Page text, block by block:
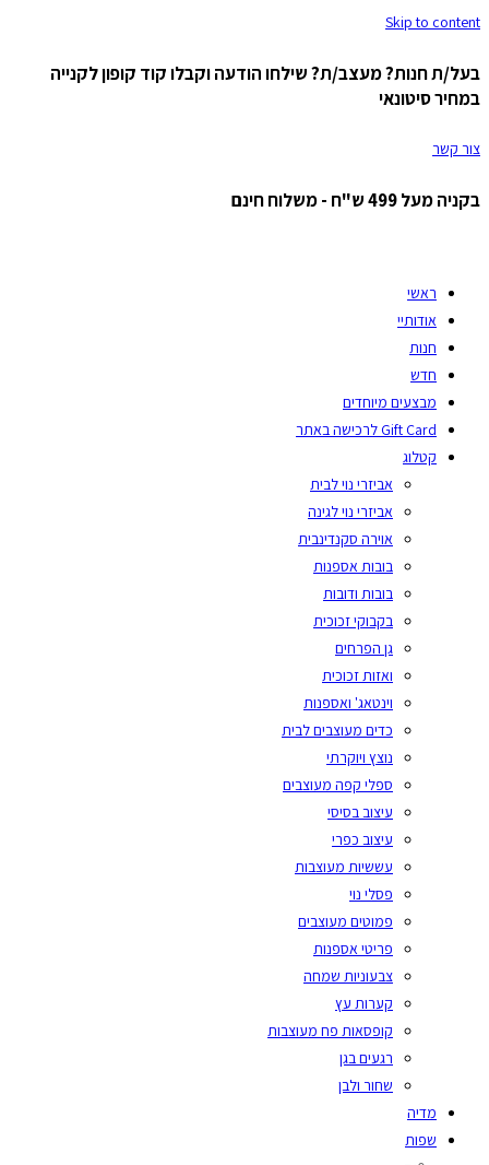
Skip to content
בעל/ת חנות? מעצב/ת? שילחו הודעה וקבלו קוד קופון לקנייה
במחיר סיטונאי
צור קשר
בקניה מעל 499 ש"ח - משלוח חינם
ראשי
אודותיי
חנות
חדש
מבצעים מיוחדים
Gift Card לרכישה באתר
קטלוג
אביזרי נוי לבית
אביזרי נוי לגינה
אוירה סקנדינבית
בובות אספנות
בובות ודובות
בקבוקי זכוכית
גן הפרחים
ואזות זכוכית
וינטאג' ואספנות
כדים מעוצבים לבית
נוצץ ויוקרתי
ספלי קפה מעוצבים
עיצוב בסיסי
עיצוב כפרי
עששיות מעוצבות
פסלי נוי
פמוטים מעוצבים
פריטי אספנות
צבעוניות שמחה
קערות עץ
קופסאות פח מעוצבות
רגעים בגן
שחור ולבן
מדיה
שפות